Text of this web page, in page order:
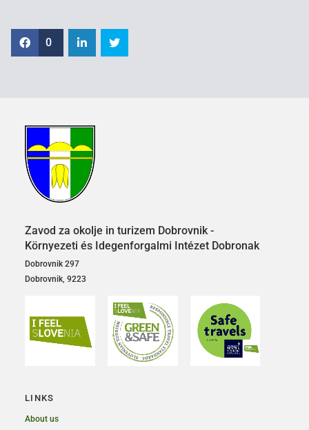
0
Zavod za okolje in turizem Dobrovnik -
Környezeti és Idegenforgalmi Intézet Dobronak
Dobrovnik 297
Dobrovnik, 9223
LINKS
About us